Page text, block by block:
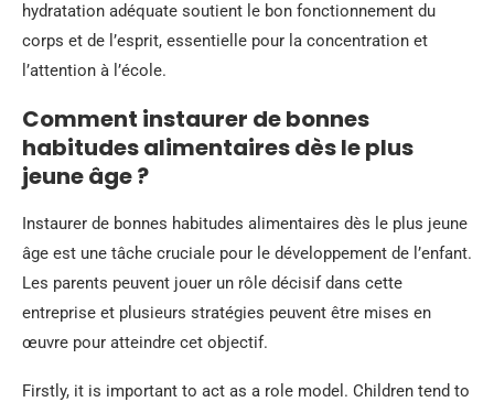
hydratation adéquate soutient le bon fonctionnement du
corps et de l’esprit, essentielle pour la concentration et
l’attention à l’école.
Comment instaurer de bonnes
habitudes alimentaires dès le plus
jeune âge ?
Instaurer de bonnes habitudes alimentaires dès le plus jeune
âge est une tâche cruciale pour le développement de l’enfant.
Les parents peuvent jouer un rôle décisif dans cette
entreprise et plusieurs stratégies peuvent être mises en
œuvre pour atteindre cet objectif.
Firstly, it is important to act as a role model. Children tend to